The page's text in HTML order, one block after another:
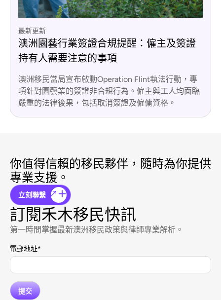
最新更新
澳洲園藝行業簽證合規提醒：僱主及簽證
持有人需要注意的事項
澳洲移民當局宣布啟動Operation Flint執法行動，專
項針對園藝業的簽證非合規行為。僱主與工人均面臨
嚴重的法律後果，包括取消簽證及僱傭資格。
你值得信賴的移民夥伴，隨時為你提供
專業支援。
立刻聯繫
訂閱禾木移民快訊
第一時間掌握最新澳洲移民政策與律師專業解析。
電郵地址*